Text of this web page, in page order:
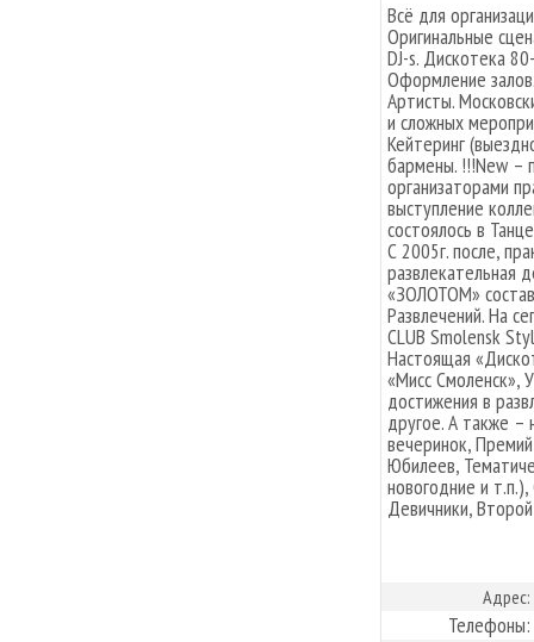
Всё для
Оригинальные
DJ-s. Дискотека
Оформление
Артисты.
и сложных
Кейтеринг
бармены. !!!New –
организаторами
выступление
состоялось в
С 2005г. после,
развлекательная
«ЗОЛОТОМ»
Развлечений. На
CLUB Smolensk
Настоящая
«Мисс Смоленск»,
достижения в
другое. А также –
вечеринок,
Юбилеев,
новогодние и
Девичники,
Адрес:
Телефоны: